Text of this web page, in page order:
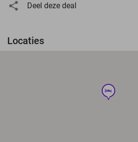
Deel deze deal
Locaties
hotel